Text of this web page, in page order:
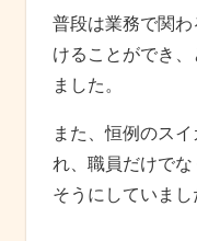
普段は業務で関
けることができ
ました。
また、恒例のス
れ、職員だけで
そうにしていまし